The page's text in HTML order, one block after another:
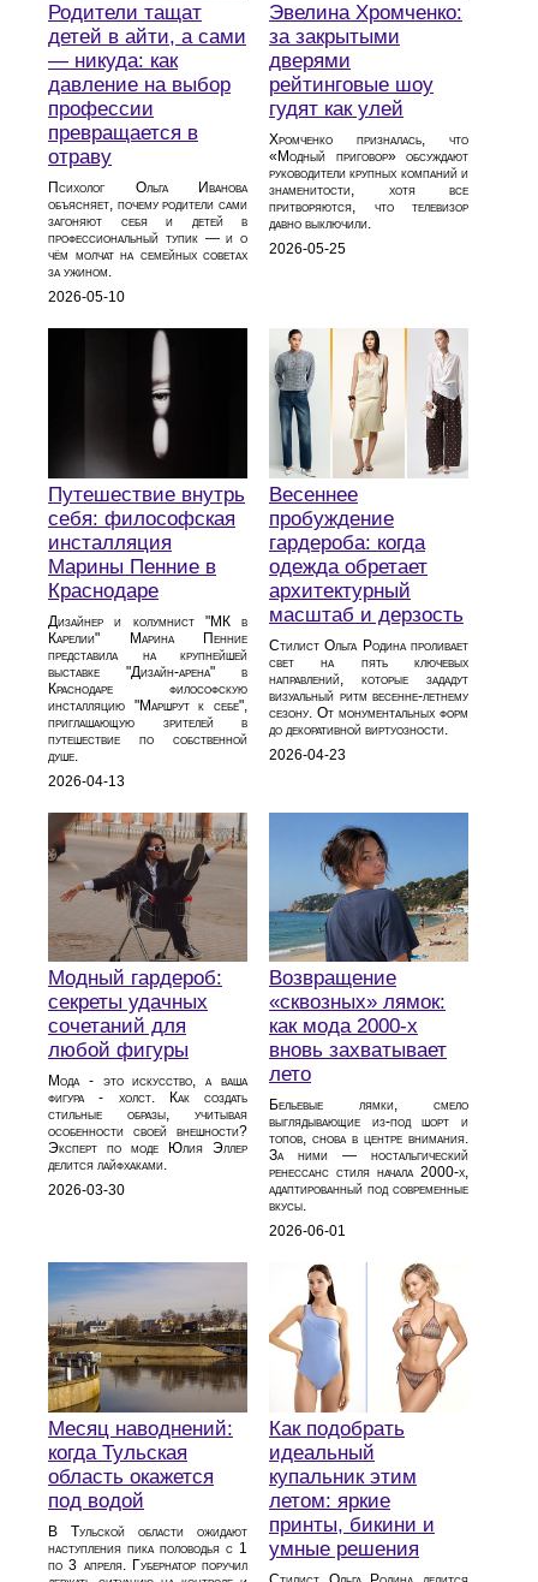
Родители тащат
детей в айти, а сами
— никуда: как
давление на выбор
профессии
превращается в
отраву
Психолог Ольга Иванова
объясняет, почему родители сами
загоняют себя и детей в
профессиональный тупик — и о
чём молчат на семейных советах
за ужином.
2026-05-10
Эвелина Хромченко:
за закрытыми
дверями
рейтинговые шоу
гудят как улей
Хромченко призналась, что
«Модный приговор» обсуждают
руководители крупных компаний и
знаменитости, хотя все
притворяются, что телевизор
давно выключили.
2026-05-25
Путешествие внутрь
себя: философская
инсталляция
Марины Пенние в
Краснодаре
Дизайнер и колумнист "МК в
Карелии" Марина Пенние
представила на крупнейшей
выставке "Дизайн-арена" в
Краснодаре философскую
инсталляцию "Маршрут к себе",
приглашающую зрителей в
путешествие по собственной
душе.
2026-04-13
Весеннее
пробуждение
гардероба: когда
одежда обретает
архитектурный
масштаб и дерзость
Стилист Ольга Родина проливает
свет на пять ключевых
направлений, которые зададут
визуальный ритм весенне-летнему
сезону. От монументальных форм
до декоративной виртуозности.
2026-04-23
Модный гардероб:
секреты удачных
сочетаний для
любой фигуры
Мода - это искусство, а ваша
фигура - холст. Как создать
стильные образы, учитывая
особенности своей внешности?
Эксперт по моде Юлия Эллер
делится лайфхаками.
2026-03-30
Возвращение
«сквозных» лямок:
как мода 2000‑х
вновь захватывает
лето
Бельевые лямки, смело
выглядывающие из‑под шорт и
топов, снова в центре внимания.
За ними — ностальгический
ренессанс стиля начала 2000‑х,
адаптированный под современные
вкусы.
2026-06-01
Месяц наводнений:
когда Тульская
область окажется
под водой
В Тульской области ожидают
наступления пика половодья с 1
по 3 апреля. Губернатор поручил
Как подобрать
идеальный
купальник этим
летом: яркие
принты, бикини и
умные решения